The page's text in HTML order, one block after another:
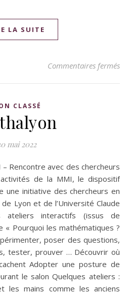
LA SUITE
Commentaires fermés
CLASSÉ
mai 2022
activités de la MMI, le dispositif
une initiative des chercheurs en
Lyon et de l’Université Claude
ateliers interactifs (issus de
« Pourquoi les mathématiques ?
poser des questions,
tester, prouver … Découvrir où
Adopter une posture de
le salon Quelques ateliers :
les mains comme les anciens